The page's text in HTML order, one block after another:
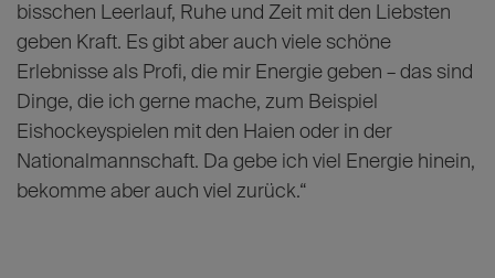
bisschen Leerlauf, Ruhe und Zeit mit den Liebsten
geben Kraft. Es gibt aber auch viele schöne
Erlebnisse als Profi, die mir Energie geben – das sind
Dinge, die ich gerne mache, zum Beispiel
Eishockeyspielen mit den Haien oder in der
Nationalmannschaft. Da gebe ich viel Energie hinein,
bekomme aber auch viel zurück.“